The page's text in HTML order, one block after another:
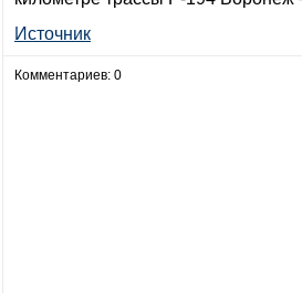
Источник
Комментариев: 0